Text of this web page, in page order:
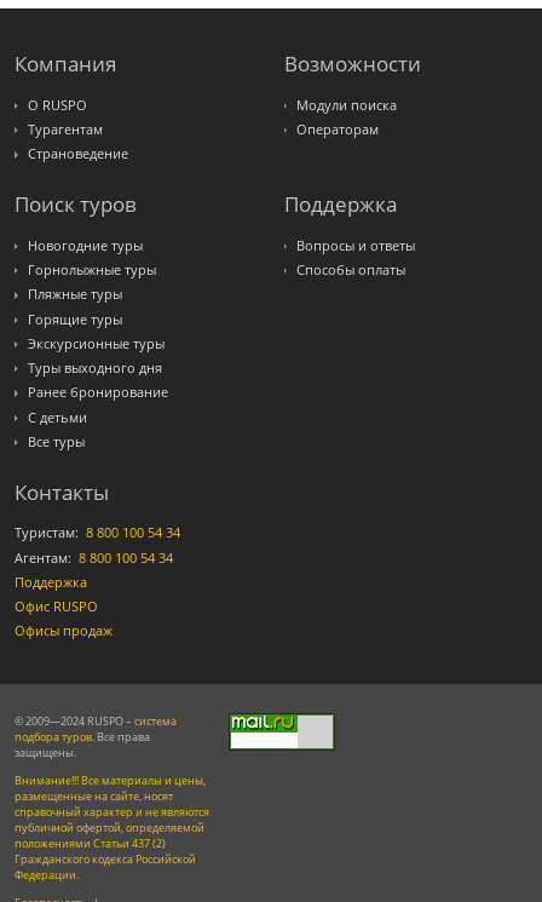
Интурист
Компания
О RUSPO
Турагентам
Страноведение
Возможности
Модули поиска
Операторам
Поиск туров
Новогодние туры
Горнолыжные туры
Пляжные туры
Горящие туры
Экскурсионные туры
Туры выходного дня
Ранее бронирование
С детьми
Все туры
Поддержка
Вопросы и ответы
Способы оплаты
Контакты
Туристам: 8 800 100 54 34
Агентам: 8 800 100 54 34
Поддержка
Офис RUSPO
Офисы продаж
© 2009—2024 RUSPO – система
подбора туров. Все права
защищены.
Внимание!!! Все материалы и цены,
размещенные на сайте, носят
справочный характер и не являются
публичной офертой, определяемой
положениями Статьи 437 (2)
Гражданского кодекса Российской
Федерации.